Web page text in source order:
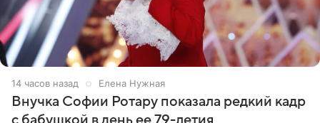
14 часов назад Елена Нужная
Внучка Софии Ротару показала редкий кадр